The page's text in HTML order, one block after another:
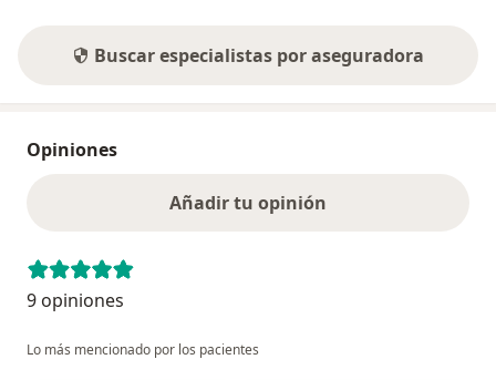
Buscar especialistas por aseguradora
Opiniones
Añadir tu opinión
9 opiniones
Lo más mencionado por los pacientes